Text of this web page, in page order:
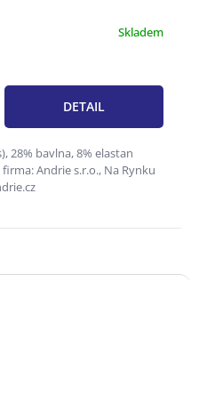
Skladem
DETAIL
28% bavlna, 8% elastan
Andrie s.r.o., Na Rynku